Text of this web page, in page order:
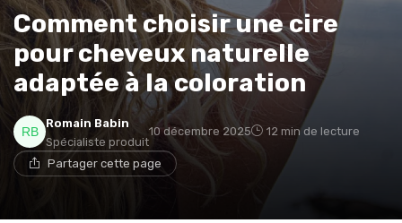
Comment choisir une cire
pour cheveux naturelle
adaptée à la coloration
Romain Babin
Spécialiste produit
10 décembre 2025 12 min de lecture
Partager cette page